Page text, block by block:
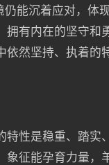
能沉着应对，体
有内在的坚守和
然坚持、执着的
性是稳重、踏实
征能孕育力量，